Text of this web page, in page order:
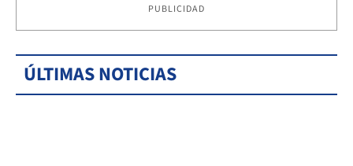
PUBLICIDAD
ÚLTIMAS NOTICIAS